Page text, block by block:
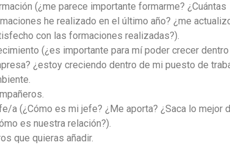
(¿me parece importante formarme? ¿Cuántas
he realizado en el último año? ¿me
con las formaciones realizadas?).
(¿es importante para mí poder crecer
¿estoy creciendo dentro de mi puesto de
a (¿Cómo es mi jefe? ¿Me aporta? ¿Saca lo mejor
es nuestra relación?).
que quieras añadir.